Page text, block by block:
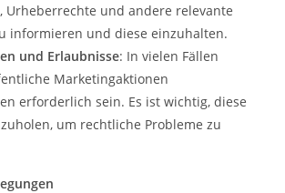
Urheberrechte und andere relevante
informieren und diese einzuhalten.
und Erlaubnisse: In vielen Fällen
Marketingaktionen
erforderlich sein. Es ist wichtig, diese
um rechtliche Probleme zu